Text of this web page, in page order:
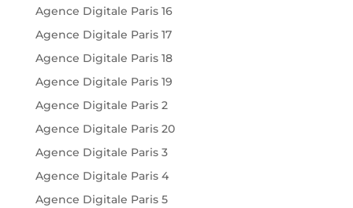
Agence Digitale Paris 16
Agence Digitale Paris 17
Agence Digitale Paris 18
Agence Digitale Paris 19
Agence Digitale Paris 2
Agence Digitale Paris 20
Agence Digitale Paris 3
Agence Digitale Paris 4
Agence Digitale Paris 5